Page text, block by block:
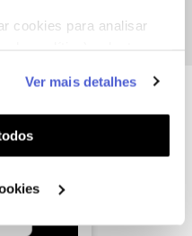
cookies para analisar
e
aos seus interesses
Pode gerir a
em "Configurar
Ver mais detalhes